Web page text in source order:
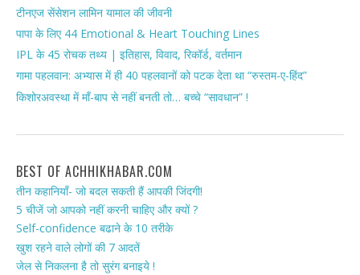
टीनएज सेंसेशन लामिन यामाल की जीवनी
पापा के लिए 44 Emotional & Heart Touching Lines
IPL के 45 रोचक तथ्य | इतिहास, विवाद, रिकॉर्ड, वर्तमान
गामा पहलवान: अभ्यास में ही 40 पहलवानों को पटक देता था “रुस्तम-ए-हिंद”
किशोरअवस्था में माँ-बाप से नहीं बनती तो… बच्चे “सावधान” !
BEST OF ACHHIKHABAR.COM
तीन कहानियाँ- जो बदल सकती हैं आपकी जिंदगी!
5 चीजें जो आपको नहीं करनी चाहिए और क्यों ?
Self-confidence बढाने के 10 तरीके
खुश रहने वाले लोगों की 7 आदतें
जेल से निकलना है तो सुरंग बनाइये !